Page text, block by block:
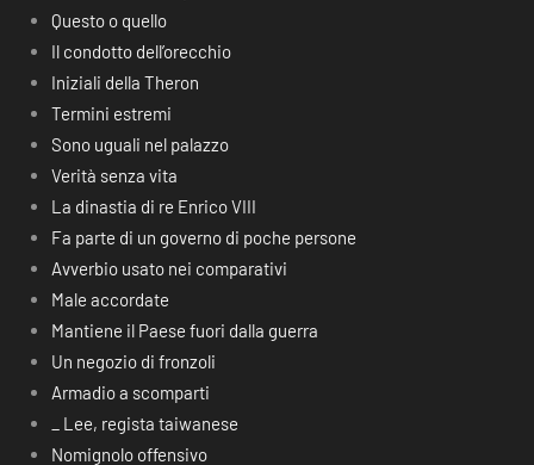
Questo o quello
Il condotto dell’orecchio
Iniziali della Theron
Termini estremi
Sono uguali nel palazzo
Verità senza vita
La dinastia di re Enrico VIII
Fa parte di un governo di poche persone
Avverbio usato nei comparativi
Male accordate
Mantiene il Paese fuori dalla guerra
Un negozio di fronzoli
Armadio a scomparti
_ Lee, regista taiwanese
Nomignolo offensivo